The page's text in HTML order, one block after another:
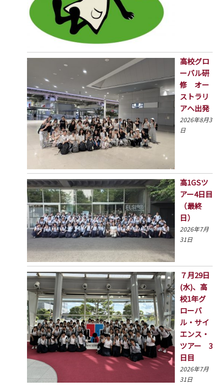
高校グロ
ーバル研
修 オー
ストラリ
アへ出発
2026年8月3
日
高1GSツ
アー4日目
（最終
日）
2026年7月
31日
７月29日
(水)、高
校1年グ
ローバ
ル・サイ
エンス・
ツアー 3
日目
2026年7月
31日